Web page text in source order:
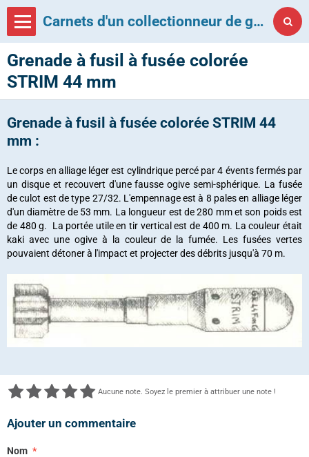
Carnets d'un collectionneur de grenades françaises
Grenade à fusil à fusée colorée
STRIM 44 mm
Grenade à fusil à fusée colorée STRIM 44
mm :
Le corps en alliage léger est cylindrique percé par 4 évents fermés par
un disque et recouvert d'une fausse ogive semi-sphérique. La fusée
de culot est de type 27/32. L'empennage est à 8 pales en alliage léger
d'un diamètre de 53 mm. La longueur est de 280 mm et son poids est
de 480 g. La portée utile en tir vertical est de 400 m. La couleur était
kaki avec une ogive à la couleur de la fumée. Les fusées vertes
pouvaient détoner à l'impact et projecter des débrits jusqu'à 70 m.
Aucune note. Soyez le premier à attribuer une note !
Ajouter un commentaire
Nom